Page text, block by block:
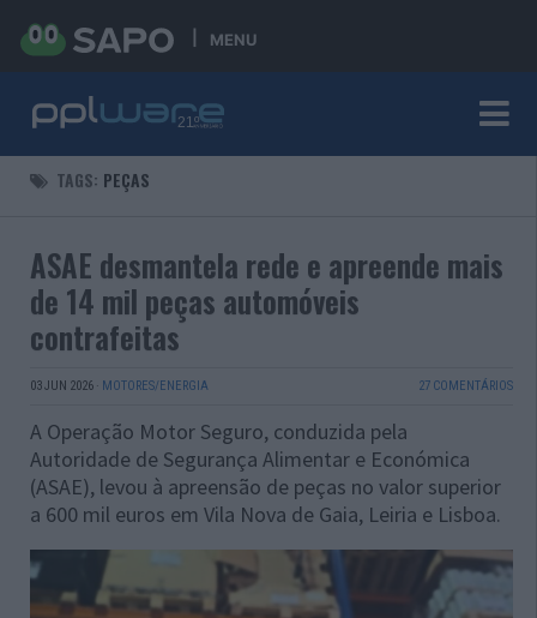
MENU
TAGS: PEÇAS
ASAE desmantela rede e apreende mais
de 14 mil peças automóveis
contrafeitas
03 JUN 2026 · MOTORES/ENERGIA 27 COMENTÁRIOS
A Operação Motor Seguro, conduzida pela
Autoridade de Segurança Alimentar e Económica
(ASAE), levou à apreensão de peças no valor superior
a 600 mil euros em Vila Nova de Gaia, Leiria e Lisboa.